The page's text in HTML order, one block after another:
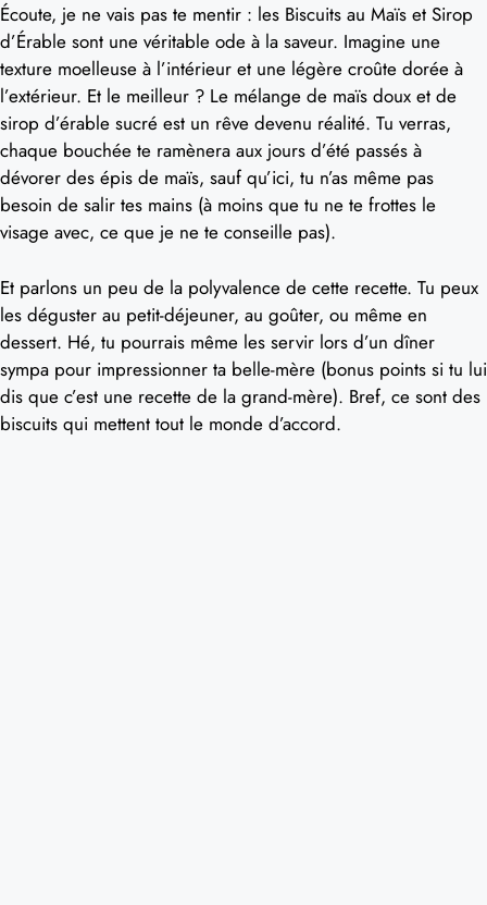
Écoute, je ne vais pas te mentir : les Biscuits au Maïs et Sirop
d’Érable sont une véritable ode à la saveur. Imagine une
texture moelleuse à l’intérieur et une légère croûte dorée à
l’extérieur. Et le meilleur ? Le mélange de maïs doux et de
sirop d’érable sucré est un rêve devenu réalité. Tu verras,
chaque bouchée te ramènera aux jours d’été passés à
dévorer des épis de maïs, sauf qu’ici, tu n’as même pas
besoin de salir tes mains (à moins que tu ne te frottes le
visage avec, ce que je ne te conseille pas).
Et parlons un peu de la polyvalence de cette recette. Tu peux
les déguster au petit-déjeuner, au goûter, ou même en
dessert. Hé, tu pourrais même les servir lors d’un dîner
sympa pour impressionner ta belle-mère (bonus points si tu lui
dis que c’est une recette de la grand-mère). Bref, ce sont des
biscuits qui mettent tout le monde d’accord.